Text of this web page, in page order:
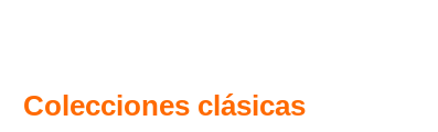
Colecciones clásicas